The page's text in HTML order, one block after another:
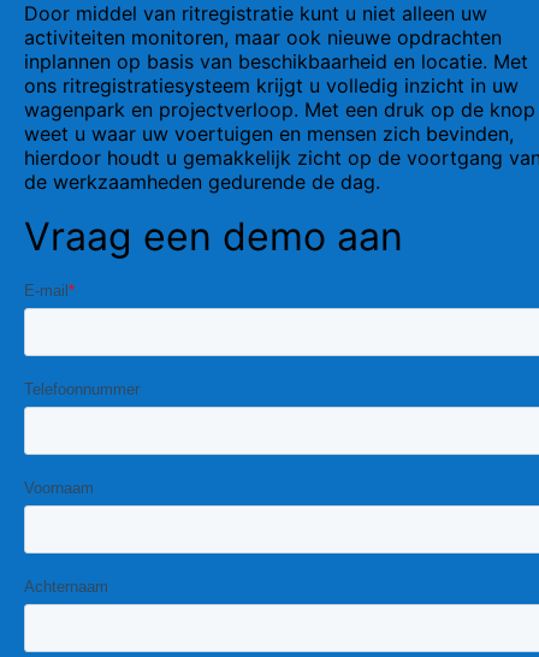
Door middel van ritregistratie kunt u niet alleen uw
activiteiten monitoren, maar ook nieuwe opdrachten
inplannen op basis van beschikbaarheid en locatie. Met
ons ritregistratiesysteem krijgt u volledig inzicht in uw
wagenpark en projectverloop. Met een druk op de knop
weet u waar uw voertuigen en mensen zich bevinden,
hierdoor houdt u gemakkelijk zicht op de voortgang
de werkzaamheden gedurende de dag.
Vraag een demo aan